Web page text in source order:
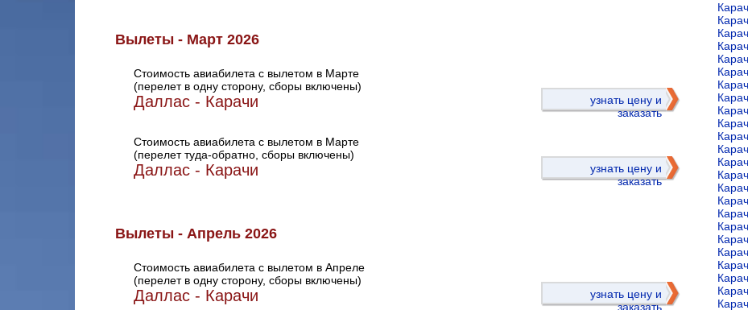
Вылеты - Март 2026
Стоимость авиабилета с вылетом в Марте
(перелет в одну сторону, сборы включены)
Даллас - Карачи
узнать цену и
заказать
Стоимость авиабилета с вылетом в Марте
(перелет туда-обратно, сборы включены)
Даллас - Карачи
узнать цену и
заказать
Вылеты - Апрель 2026
Стоимость авиабилета с вылетом в Апреле
(перелет в одну сторону, сборы включены)
Даллас - Карачи
узнать цену и
заказать